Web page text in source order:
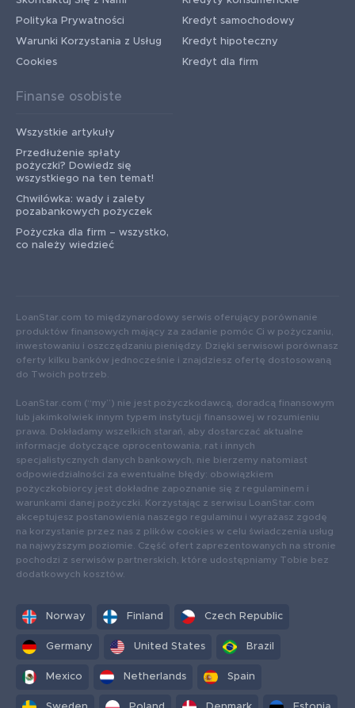
Polityka Prywatności
Warunki Korzystania z Usług
Cookies
Kredyt samochodowy
Kredyt hipoteczny
Kredyt dla firm
Finanse osobiste
Wszystkie artykuły
Przedłużenie spłaty
pożyczki? Dowiedz się
wszystkiego na ten temat!
Chwilówka: wady i zalety
pozabankowych pożyczek
Pożyczka dla firm – wszystko,
co należy wiedzieć
LoanStar.com to międzynarodowy serwis oferujący porównanie
produktów finansowych mający za zadanie pomóc Ci w pożyczaniu,
inwestowaniu i oszczędzaniu pieniędzy. Dzięki serwisowi porównasz
oferty kilku banków jednocześnie i znajdziesz ofertę dostosowaną
do Twoich potrzeb.
LoanStar.com (“my”) nie jest pożyczkodawcą, doradcą finansowym
lub jakimkolwiek innym typem instytucji finansowej w rozumieniu
prawa. Dokładamy wszelkich starań, aby dostarczać aktualne
informacje dotyczące oprocentowania, rat i innych
specjalistycznych danych bankowych, nie bierzemy natomiast
odpowiedzialności za ewentualne błędy: obowiązkiem
pożyczkobiorcy jest dokładne zapoznanie się z regulaminem i
warunkami danej pożyczki. Korzystając z serwisu LoanStar.com
akceptujesz postanowienia naszego regulaminu i wyrażasz zgodę
na korzystanie przez nas z plików cookies w celu świadczenia usług
na najwyższym poziomie. Część ofert zaprezentowanych na stronie
pochodzi z serwisów partnerskich, które udostępniamy Tobie bez
dodatkowych kosztów.
Norway Finland Czech Republic
Germany United States Brazil
Mexico Netherlands Spain